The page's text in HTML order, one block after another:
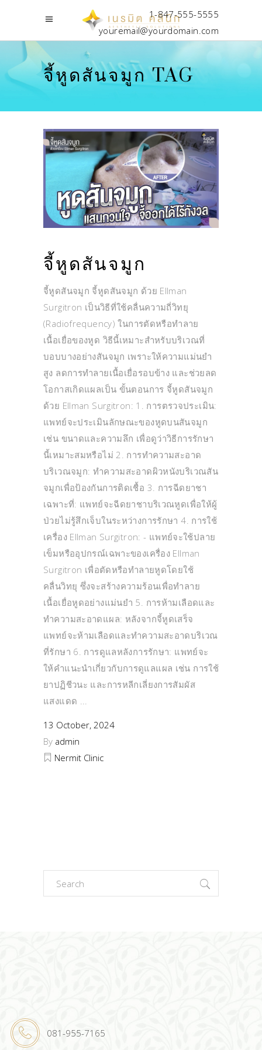
1-847-555-5555
youremail@yourdomain.com
จี้หูดสันจมูก TAG
จี้หูดสันจมูก
จี้หูดสันจมูก จี้หูดสันจมูก ด้วย Ellman
Surgitron เป็นวิธีที่ใช้คลื่นความถี่วิทยุ
(Radiofrequency) ในการตัดหรือทำลาย
เนื้อเยื่อของหูด วิธีนี้เหมาะสำหรับบริเวณที่
บอบบางอย่างสันจมูก เพราะให้ความแม่นยำ
สูง ลดการทำลายเนื้อเยื่อรอบข้าง และช่วยลด
โอกาสเกิดแผลเป็น ขั้นตอนการ จี้หูดสันจมูก
ด้วย Ellman Surgitron: 1. การตรวจประเมิน:
แพทย์จะประเมินลักษณะของหูดบนสันจมูก
เช่น ขนาดและความลึก เพื่อดูว่าวิธีการรักษา
นี้เหมาะสมหรือไม่ 2. การทำความสะอาด
บริเวณจมูก: ทำความสะอาดผิวหนังบริเวณสัน
จมูกเพื่อป้องกันการติดเชื้อ 3. การฉีดยาชา
เฉพาะที่: แพทย์จะฉีดยาชาบริเวณหูดเพื่อให้ผู้
ป่วยไม่รู้สึกเจ็บในระหว่างการรักษา 4. การใช้
เครื่อง Ellman Surgitron: - แพทย์จะใช้ปลาย
เข็มหรืออุปกรณ์เฉพาะของเครื่อง Ellman
Surgitron เพื่อตัดหรือทำลายหูดโดยใช้
คลื่นวิทยุ ซึ่งจะสร้างความร้อนเพื่อทำลาย
เนื้อเยื่อหูดอย่างแม่นยำ 5. การห้ามเลือดและ
ทำความสะอาดแผล: หลังจากจี้หูดเสร็จ
แพทย์จะห้ามเลือดและทำความสะอาดบริเวณ
ที่รักษา 6. การดูแลหลังการรักษา: แพทย์จะ
ให้คำแนะนำเกี่ยวกับการดูแลแผล เช่น การใช้
ยาปฏิชีวนะ และการหลีกเลี่ยงการสัมผัส
แสงแดด
13 October, 2024
By admin
Nermit Clinic
Search
for:
081-955-7165